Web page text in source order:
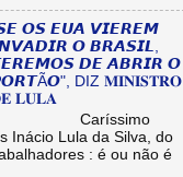
𝙊𝙎 𝙀𝙐𝘼 𝙑𝙄𝙀𝙍𝙀𝙈
𝙊 𝘽𝙍𝘼𝙎𝙄𝙇,
𝘿𝙀 𝘼𝘽𝙍𝙄𝙍 𝙊
DIZ 𝐌𝐈𝐍𝐈𝐒𝐓𝐑𝐎
𝐋𝐔𝐋𝐀
Inácio Lula da Silva, do
: é ou não é